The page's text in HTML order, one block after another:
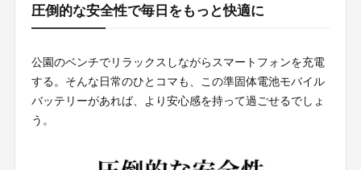
圧倒的な安全性で毎日をもっと快適に
公園のベンチでリラックスしながらスマートフォンを充電
する。そんな日常のひとコマも、この準固体電池モバイル
バッテリーがあれば、より安心感を持って過ごせるでしょ
う。